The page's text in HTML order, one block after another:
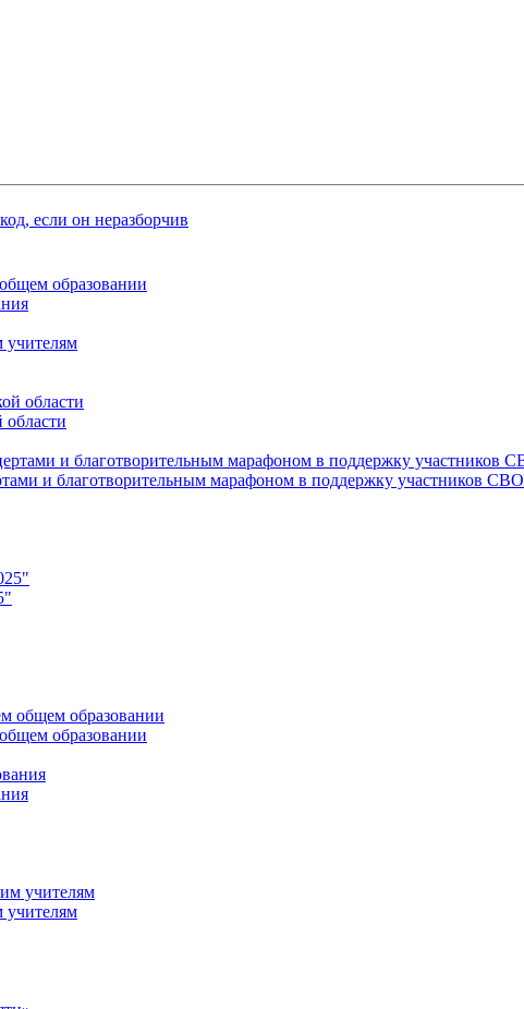
образовании
и благотворительным марафоном в поддержку участников СВО
образовании